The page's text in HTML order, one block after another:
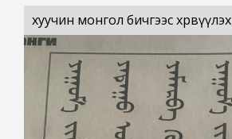
хуучин монгол бичгээс хөрвүүлэх